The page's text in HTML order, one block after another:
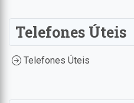
Telefones Úteis
Telefones Úteis